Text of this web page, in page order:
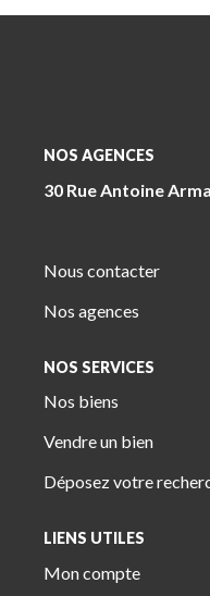
NOS AGENCES
30 Rue Antoine
Nous contacter
Nos agences
NOS SERVICES
Nos biens
Vendre un bien
Déposez votre
LIENS UTILES
Mon compte